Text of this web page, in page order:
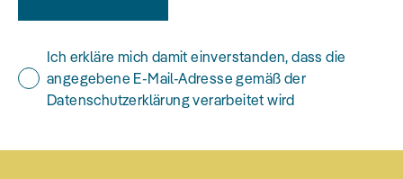
Ich erkläre mich damit einverstanden, dass die
angegebene E-Mail-Adresse gemäß der
Datenschutzerklärung verarbeitet wird